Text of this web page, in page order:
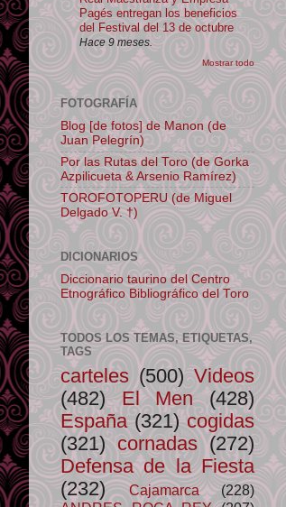
Pagés entregan los beneficios
del Festival del 13 de octubre
Hace 9 meses.
Mostrar todo
FOTOGRAFÍA
Blog [de fotos] de Manon (de
Juan Pelegrín)
Por las Rutas del Toro (de Gorka
Azpilicueta & Arsenio Ramírez)
TOROFOTOPERU (de Miguel
Delgado V. †)
DICIONARIOS
Diccionario taurino del Centro
Etnográfico Bibliográfico del Toro
TODOS LOS TEMAS, ETIQUETAS,
TAGS
carteles (500) Videos
(482)
El Men
(428)
España (321) cogidas
(321) cornadas (272)
Defensa de la Fiesta
(232)
Cajamarca
(228)